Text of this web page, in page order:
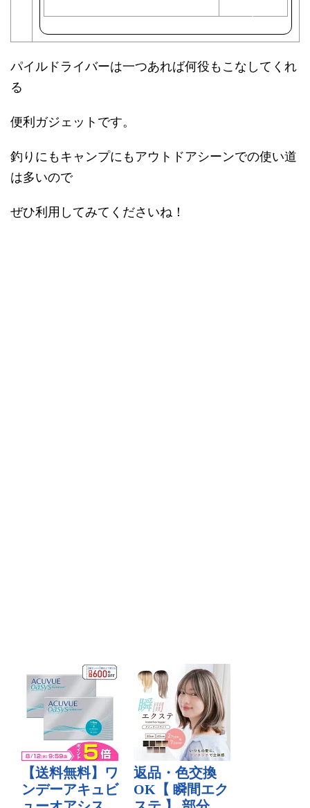
で
購
入
パイルドライバーは一つあれば何役もこなしてくれ
る
便利ガジェットです。
釣りにもキャンプにもアウトドアシーンでの使い道
は多いので
ぜひ利用してみてくださいね！